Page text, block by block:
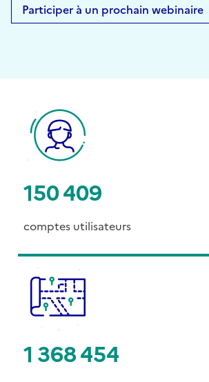
Participer à un prochain webinaire
150 409
comptes utilisateurs
1 368 454